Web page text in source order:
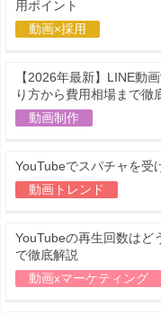
用ポイント
動画×採用
【2026年最新】LINE動
り方から費用相場まで徹
動画制作
YouTubeでスパチャを受
動画トレンド
YouTubeの再生回数はど
で徹底解説
動画xマーケティング